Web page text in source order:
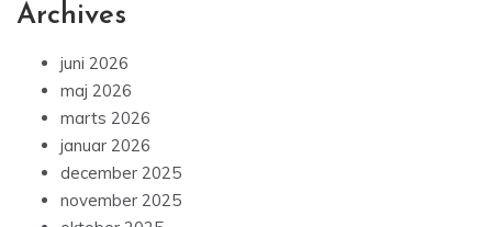
Archives
juni 2026
maj 2026
marts 2026
januar 2026
december 2025
november 2025